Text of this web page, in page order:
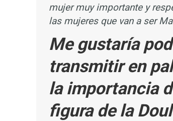
mujer muy importante y
las mujeres que van a ser
Me gustaría
transmitir en
la importancia
figura de la